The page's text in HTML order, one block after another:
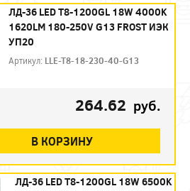
ЛД-36 LED Т8-1200GL 18W 4000K
1620LM 180-250V G13 FROST ИЭК
УП20
Артикул: LLE-T8-18-230-40-G13
264.62 руб.
В КОРЗИНУ
ЛД-36 LED Т8-1200GL 18W 6500K